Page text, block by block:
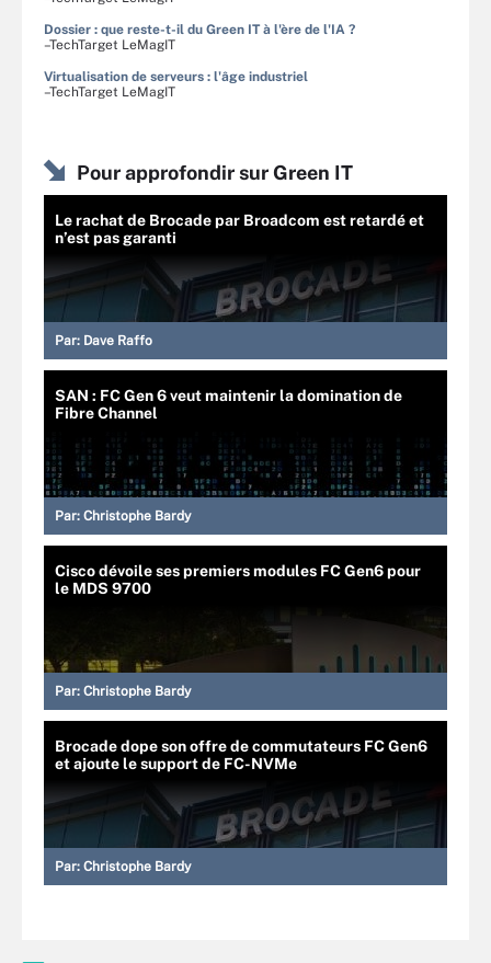
Dossier : que reste-t-il du Green IT à l'ère de l'IA ?
–TechTarget LeMagIT
Virtualisation de serveurs : l'âge industriel
–TechTarget LeMagIT
Pour approfondir sur Green IT
Le rachat de Brocade par Broadcom est retardé et
n’est pas garanti
Par: Dave Raffo
SAN : FC Gen 6 veut maintenir la domination de
Fibre Channel
Par: Christophe Bardy
Cisco dévoile ses premiers modules FC Gen6 pour
le MDS 9700
Par: Christophe Bardy
Brocade dope son offre de commutateurs FC Gen6
et ajoute le support de FC-NVMe
Par: Christophe Bardy